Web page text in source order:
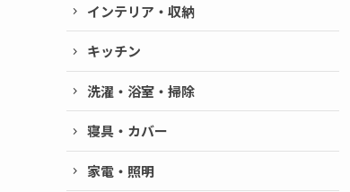
インテリア・収納
キッチン
洗濯・浴室・掃除
寝具・カバー
家電・照明